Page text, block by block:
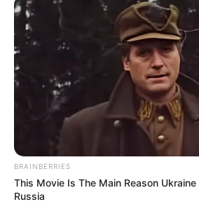
-ad3
🎯Lista de códigos da Netflix
Agora sim, alista de códigos secretos
tais categorias ocultas. Algumas se
características de um ou mais gêneros.
Ação & Aventura
2125 – Ação e Aventura Militar
43040 – Comédias de Ação
BRAINBERRIES
This Movie Is The Main Reason
Russia